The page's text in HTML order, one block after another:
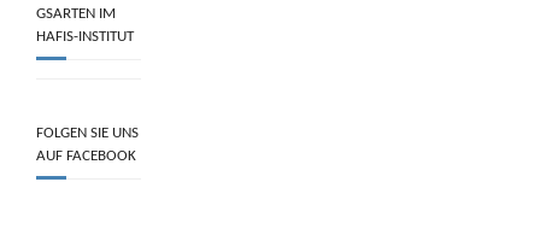
GSARTEN IM
HAFIS-INSTITUT
FOLGEN SIE UNS
AUF FACEBOOK